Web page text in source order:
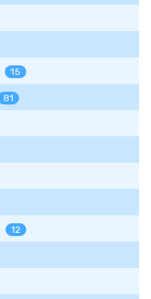
15
81
12